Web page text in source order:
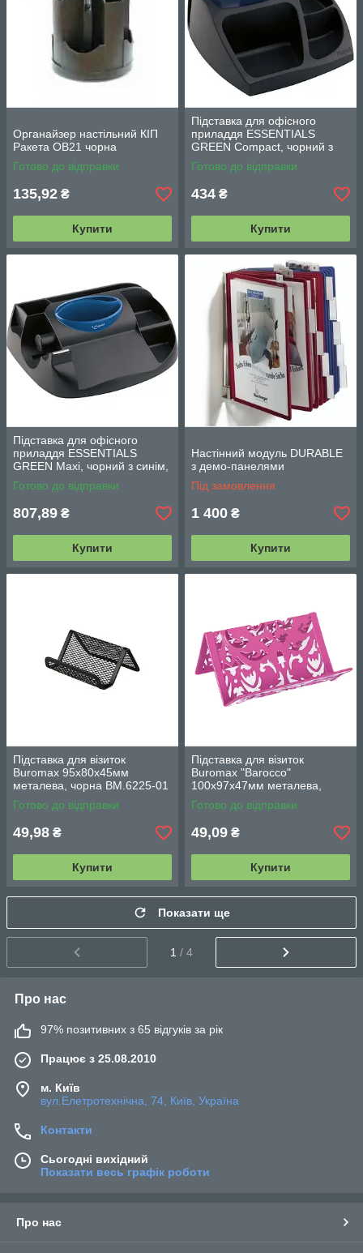
Органайзер настільний КІП
Ракета OB21 чорна
Готово до відправки
135,92 ₴
Купити
Підставка для офісного
приладдя ESSENTIALS
GREEN Compact, чорний з
синім, MP.575400
Готово до відправки
434 ₴
Купити
Підставка для офісного
приладдя ESSENTIALS
GREEN Maxi, чорний з синім,
MP.575100
Готово до відправки
807,89 ₴
Купити
Настінний модуль DURABLE
з демо-панелями
Під замовлення
1 400 ₴
Купити
Підставка для візиток
Buromax 95х80х45мм
металева, чорна BM.6225-01
Готово до відправки
49,98 ₴
Купити
Підставка для візиток
Buromax "Barocco"
100х97х47мм металева,
рожева BM.6226-10
Готово до відправки
49,09 ₴
Купити
Показати ще
1 / 4
Про нас
97% позитивних з 65 відгуків за рік
Працює з 25.08.2010
м. Київ
вул.Елетротехнічна, 74, Київ, Україна
Контакти
Сьогодні вихідний
Показати весь графік роботи
Про нас